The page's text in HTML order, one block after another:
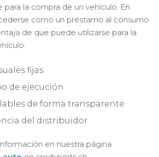
la compra de un vehículo. En
como un préstamo al consumo
de que puede utilizarse para la
fijas
de ejecución
de forma transparente
del distribuidor
en nuestra página